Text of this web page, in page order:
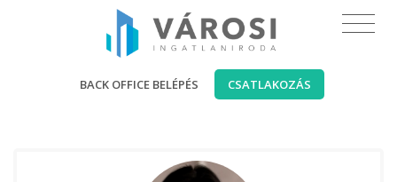
BACK OFFICE BELÉPÉS CSATLAKOZÁS